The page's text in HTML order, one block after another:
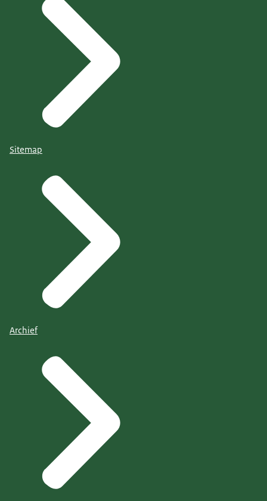
Sitemap
Archief